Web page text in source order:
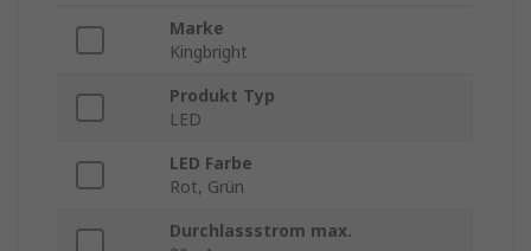
Marke
Kingbright
Produkt Typ
LED
LED Farbe
Rot, Grün
Durchlassstrom max.